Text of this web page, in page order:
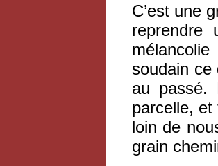
C’est une
reprendre
soudain ce
au passé.
parcelle, et
loin de
grain